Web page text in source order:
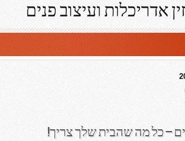
אדריכלות ועיצוב פנים
– כל מה שהבית שלך צריך!